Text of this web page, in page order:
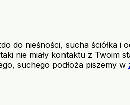
do nieśności, sucha ściółka i
nie miały kontaktu z Twoim
suchego podłoża piszemy w